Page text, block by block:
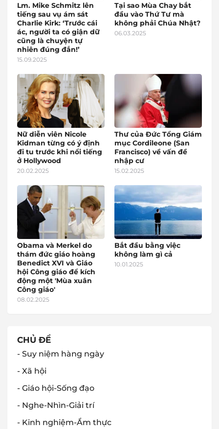
Lm. Mike Schmitz lên
tiếng sau vụ ám sát
Charlie Kirk: ‘Trước cái
ác, người ta có giận dữ
cũng là chuyện tự
nhiên đúng đắn!’
15.09.2025
Tại sao Mùa Chay bắt
đầu vào Thứ Tư mà
không phải Chúa Nhật?
06.03.2025
Nữ diễn viên Nicole
Kidman từng có ý định
đi tu trước khi nổi tiếng
ở Hollywood
20.02.2025
Thư của Đức Tổng Giám
mục Cordileone (San
Francisco) về vấn đề
nhập cư
15.02.2025
Obama và Merkel do
thám đức giáo hoàng
Benedict XVI và Giáo
hội Công giáo để kích
động một 'Mùa xuân
Công giáo'
08.02.2025
Bắt đầu bằng việc
không làm gì cả
10.01.2025
CHỦ ĐỀ
- Suy niệm hàng ngày
- Xã hội
- Giáo hội-Sống đạo
- Nghe-Nhìn-Giải trí
- Kinh nghiệm-Ẩm thực